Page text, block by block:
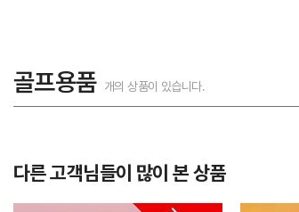
골프용품 개의 상품이 있습니다.
다른 고객님들이 많이 본 상품